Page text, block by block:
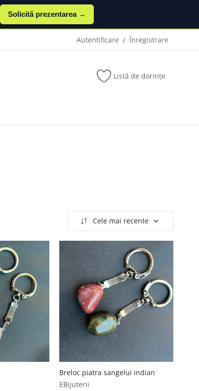
Solicită prezentarea →
Autentificare / Înregistrare
Listă de dorințe
Cele mai recente
Breloc piatra sangelui indian
EBijuterii